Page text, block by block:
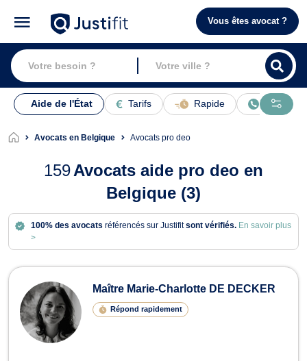
Vous êtes avocat ?
Aide de l'État Tarifs Rapide En ligne
Avocats en Belgique Avocats pro deo
159Avocats aide pro deo en
Belgique (3)
100% des avocats référencés sur Justifitsont vérifiés. En savoir plus
>
Avocats aide pro deo en Belgique
Maître Marie-Charlotte DE DECKER
Répond rapidement